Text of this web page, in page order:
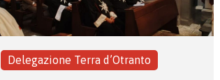
Delegazione Terra d’Otranto